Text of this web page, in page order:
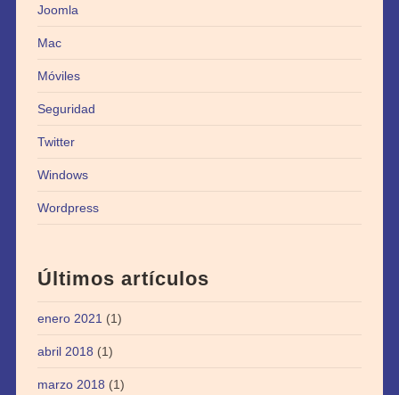
Joomla
Mac
Móviles
Seguridad
Twitter
Windows
Wordpress
Últimos artículos
enero 2021 (1)
abril 2018 (1)
marzo 2018 (1)